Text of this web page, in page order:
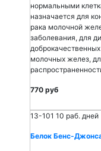
нормальными
назначается для
рака молочной
заболевания, для
молочных желез,
770 руб
13-101 10 раб. дней
Белок Бенс-